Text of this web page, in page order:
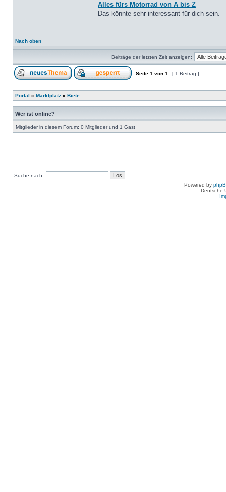
Alles fürs Motorrad von A bis Z
Das könnte sehr interessant für dich sein.
Nach oben
Beiträge der letzten Zeit anzeigen:
Seite 1 von 1 [ 1 Beitrag ]
Portal » Marktplatz » Biete
Wer ist online?
Mitglieder in diesem Forum: 0 Mitglieder und 1 Gast
Suche nach:
Powered by
Deutsche